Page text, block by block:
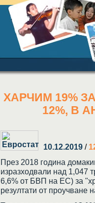
ХАРЧИМ 19%
12%, В
10.12.2019 /
През 2018 година
изразходвали над 1,047
6,6% от БВП на ЕС) за
резултати от проучване